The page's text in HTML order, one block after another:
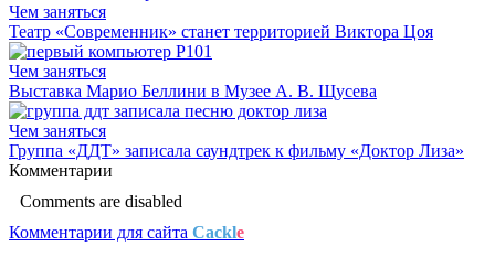
Чем заняться
Театр «Современник» станет территорией Виктора Цоя
Чем заняться
Выставка Марио Беллини в Музее А. В. Щусева
Чем заняться
Группа «ДДТ» записала саундтрек к фильму «Доктор Лиза»
Комментарии
Comments are disabled
Комментарии для сайта Cackle